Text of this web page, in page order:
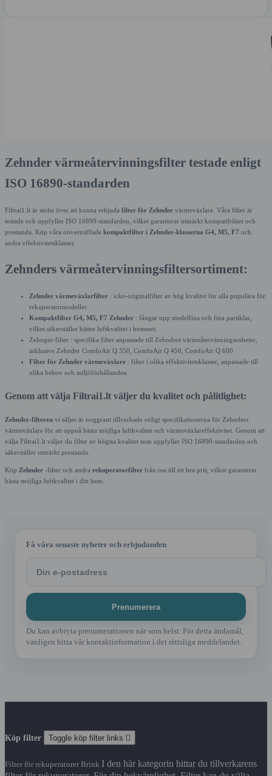
Zehnder värmeåtervinningsfilter testade enligt
ISO 16890-standarden
Filtrai1.lt är stolta över att kunna erbjuda filter för Zehnder värmeväxlare. Våra filter är
testade och uppfyller ISO 16890-standarden, vilket garanterar utmärkt kompatibilitet och
prestanda. Köp våra oöverträffade kompaktfilter i Zehnder-klasserna G4, M5, F7 och
andra effektivitetsklasser.
Zehnders värmeåtervinningsfiltersortiment:
Zehnder värmeväxlarfilter : icke-originalfilter av hög kvalitet för alla populära för
rekuperatormodeller.
Kompaktfilter G4, M5, F7 Zehnder : fångar upp medelfina och fina partiklar,
vilket säkerställer bättre luftkvalitet i hemmet.
Zehnger-filter : specifika filter anpassade till Zehnders värmeåtervinningsenheter,
inklusive Zehnder ComfoAir Q 350, ComfoAir Q 450, ComfoAir Q 600
Filter för Zehnder värmeväxlare : filter i olika effektivitetsklasser, anpassade till
olika behov och miljöförhållanden.
Genom att välja Filtrai1.lt väljer du kvalitet och pålitlighet:
Zehnder-filteren vi säljer är noggrant tillverkade enligt specifikationerna för Zehnders
värmeväxlare för att uppnå bästa möjliga luftkvalitet och värmeväxlareffektivitet. Genom att
välja Filtrai1.lt väljer du filter av högsta kvalitet som uppfyller ISO 16890-standarden och
säkerställer utmärkt prestanda.
Köp Zehnder -filter och andra rekuperatorfilter från oss till ett bra pris, vilket garanterar
bästa möjliga luftkvalitet i ditt hem.
Få våra senaste nyheter och erbjudanden
Du kan avbryta prenumerationen när som helst. För detta ändamål,
vänligen hitta vår kontaktinformation i det rättsliga meddelandet.
Köp filter Toggle köp filter links 
Filter för rekuperatorer Brink I den här kategorin hittar du tillverkarens